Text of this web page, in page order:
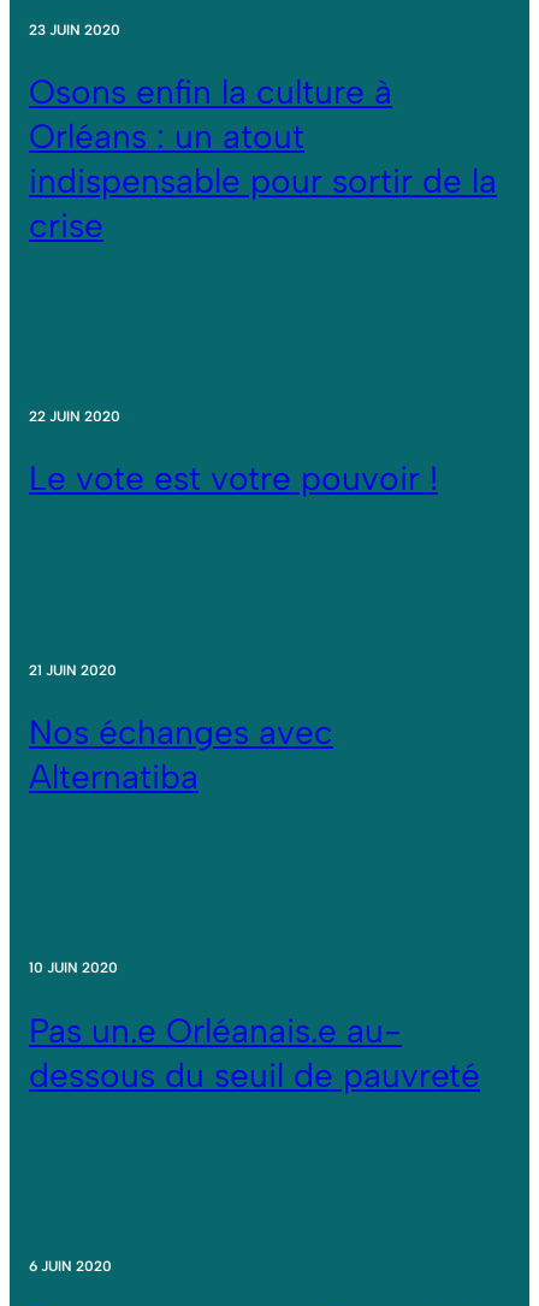
23 JUIN 2020
Osons enfin la culture à
Orléans : un atout
indispensable pour sortir de la
crise
22 JUIN 2020
Le vote est votre pouvoir !
21 JUIN 2020
Nos échanges avec
Alternatiba
10 JUIN 2020
Pas un.e Orléanais.e au-
dessous du seuil de pauvreté
6 JUIN 2020